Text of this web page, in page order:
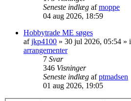
Seneste indlæg afmoppe
04 aug 2026, 18:59
Hobbytrade ME søges
afjkp4100 » 30 jul 2026, 05:54 » i
arrangementer
7 Svar
346 Visninger
Seneste indlæg afptmadsen
01 aug 2026, 19:05